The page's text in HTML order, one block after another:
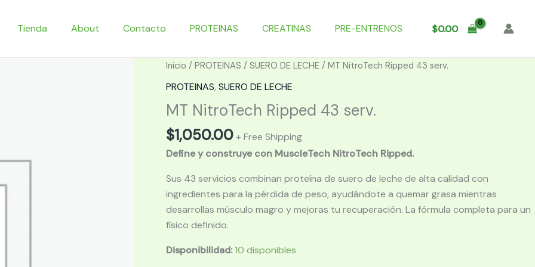
Tienda About Contacto PROTEINAS CREATINAS PRE-ENTRENOS $0.00
Inicio / PROTEINAS / SUERO DE LECHE/ MT NitroTech Ripped 43 serv.
PROTEINAS, SUERO DE LECHE
MT NitroTech Ripped 43 serv.
$1,050.00 + Free Shipping
Define y construye con MuscleTech NitroTech Ripped.
Sus 43 servicios combinan proteína de suero de leche de alta calidad con
ingredientes para la pérdida de peso, ayudándote a quemar grasa mientras
desarrollas músculo magro y mejoras tu recuperación. La fórmula completa para un
físico definido.
Disponibilidad: 10 disponibles